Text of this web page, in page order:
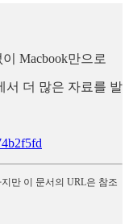
Macbook만으로
서 더 많은 자료를 발
만 이 문서의 URL은 참조